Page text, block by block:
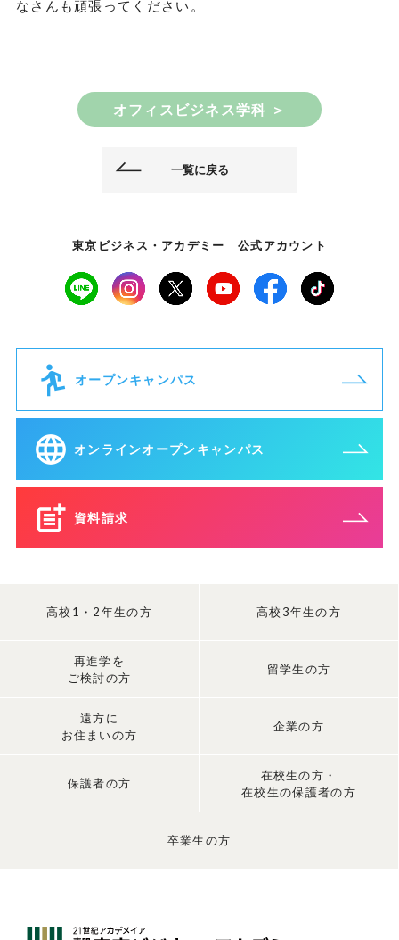
なさんも頑張ってください。
オフィスビジネス学科 ＞
一覧に戻る
東京ビジネス・アカデミー 公式アカウント
オープンキャンパス
オンラインオープンキャンパス
資料請求
高校1・2年生の方 高校3年生の方
再進学を
ご検討の方
留学生の方
遠方に
お住まいの方
企業の方
保護者の方
在校生の方・
在校生の保護者の方
卒業生の方